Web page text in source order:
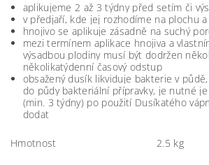
aplikujeme 2 až 3 týdny před setím či
v předjaří, kde jej rozhodíme na plochu a
hnojivo se aplikuje zásadně na suchý
mezi termínem aplikace hnojiva a
výsadbou plodiny musí být dodržen
několikatýdenní časový odstup
obsažený dusík likviduje bakterie v
do půdy bakteriální přípravky, je nutné
(min. 3 týdny) po použití Dusíkatého
dodat
Hmotnost 2.5 kg